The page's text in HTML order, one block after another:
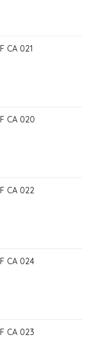
CA 021
CA 020
CA 022
CA 024
CA 023